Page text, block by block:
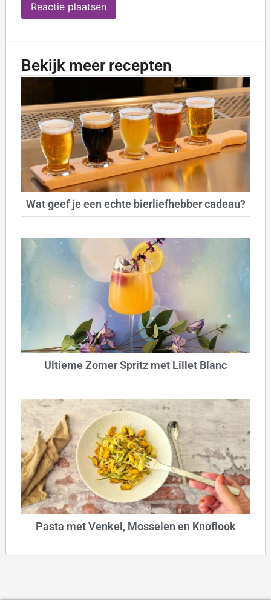
Bekijk meer recepten
Wat geef je een echte bierliefhebber cadeau?
Ultieme Zomer Spritz met Lillet Blanc
Pasta met Venkel, Mosselen en Knoflook